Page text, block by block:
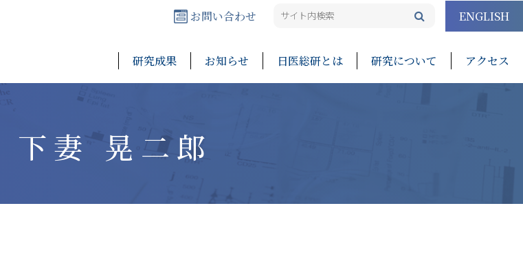
お問い合わせ ENGLISH
研究成果 お知らせ 日医総研とは 研究について アクセス
下妻 晃二郎